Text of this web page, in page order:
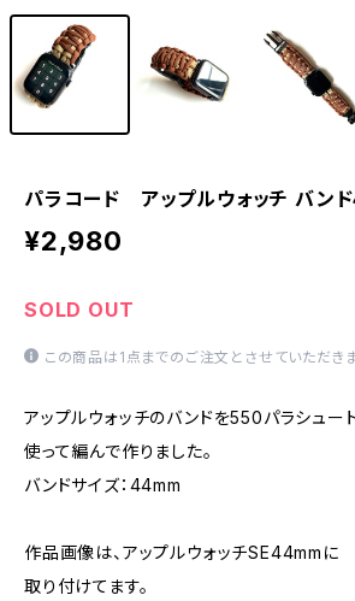
パラコード アップルウォッチ バン
¥2,980
SOLD OUT
この商品は1点までのご注文とさせていただきま
アップルウォッチのバンドを550パラシュー
使って編んで作りました。
バンドサイズ：44mm
作品画像は、アップルウォッチSE44mmに
取り付けてます。